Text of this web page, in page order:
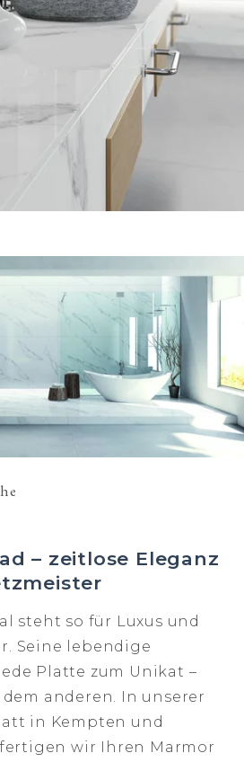
– zeitlose Eleganz
steht so für Luxus und
Seine lebendige
Platte zum Unikat –
anderen. In unserer
in Kempten und
wir Ihren Marmor